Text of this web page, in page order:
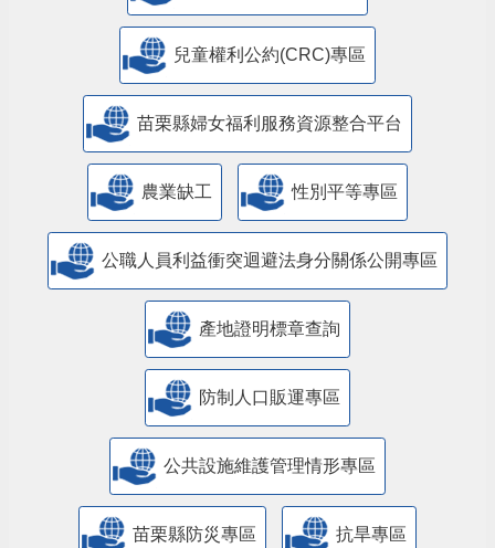
兒童權利公約(CRC)專區
苗栗縣婦女福利服務資源整合平台
農業缺工 性別平等專區
公職人員利益衝突迴避法身分關係公開專區
產地證明標章查詢
防制人口販運專區
​公共設施維護管理情形專區
苗栗縣防災專區 抗旱專區